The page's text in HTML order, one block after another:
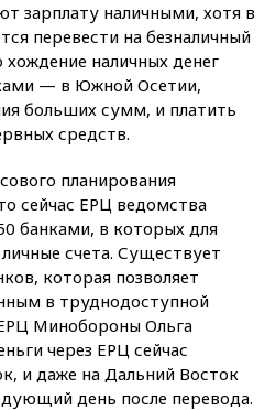
зарплату наличными, хотя в
перевести на безналичный
хождение наличных денег
— в Южной Осетии,
больших сумм, и платить
средств.
планирования
сейчас ЕРЦ ведомства
банками, в которых для
счета. Существует
которая позволяет
в труднодоступной
Минобороны Ольга
через ЕРЦ сейчас
и даже на Дальний Восток
день после перевода.